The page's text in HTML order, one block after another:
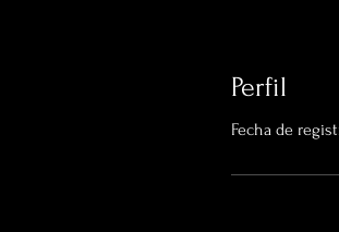
Perfil
Fecha de